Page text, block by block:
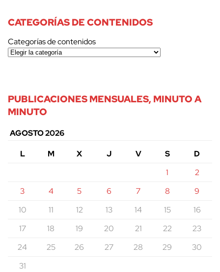
CATEGORÍAS DE CONTENIDOS
Categorías de contenidos
PUBLICACIONES MENSUALES, MINUTO A
MINUTO
AGOSTO 2026
L
M X J V S
D
1
2
3
4 5 6 7 8
9
10
11 12 13 14 15
16
17
18 19 20 21 22
23
24
25 26 27 28 29
30
31